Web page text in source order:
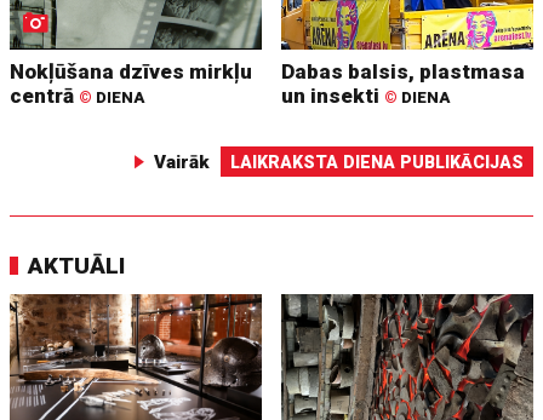
Nokļūšana dzīves mirkļu
centrā © DIENA
Dabas balsis, plastmasa
un insekti © DIENA
Vairāk LAIKRAKSTA DIENA PUBLIKĀCIJAS
AKTUĀLI